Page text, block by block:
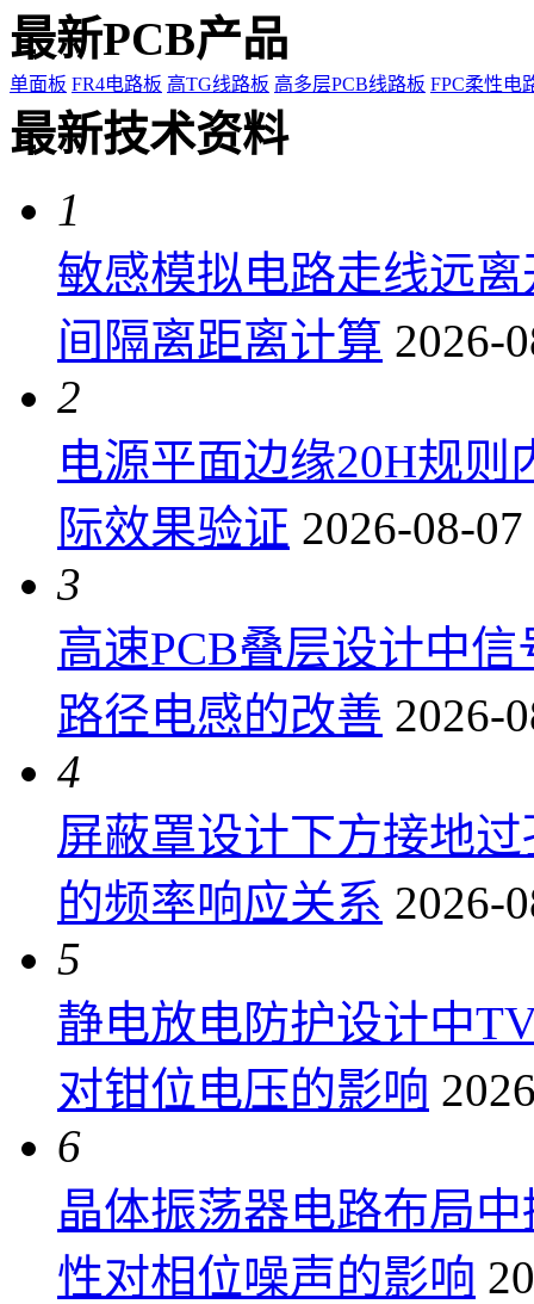
最新PCB产品
单面板 FR4电路板 高TG线路板 高多层PCB线路板 FPC柔性电
最新技术资料
1
敏感模拟电路走线远
间隔离距离计算 2026-
2
电源平面边缘20H规
际效果验证 2026-08-
3
高速PCB叠层设计中
路径电感的改善 2026-
4
屏蔽罩设计下方接地
的频率响应关系 2026-
5
静电放电防护设计中
对钳位电压的影响
6
晶体振荡器电路布局
性对相位噪声的影响